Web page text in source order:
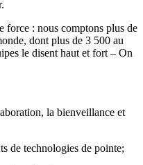
force : nous comptons plus de
dont plus de 3 500 au
le disent haut et fort – On
la bienveillance et
de technologies de pointe;